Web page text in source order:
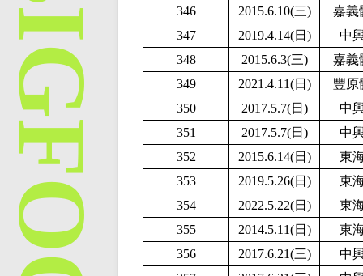
346
2015.6.10(三)
嘉義
347
2019.4.14(日)
中
348
2015.6.3(三)
嘉義
349
2021.4.11(日)
豐原
350
2017.5.7(日)
中
351
2017.5.7(日)
中
352
2015.6.14(日)
東
353
2019.5.26(日)
東
354
2022.5.22(日)
東
355
2014.5.11(日)
東
356
2017.6.21(三)
中